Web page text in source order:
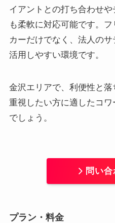
イアントとの打ち合わせ
も柔軟に対応可能です。
カーだけでなく、法人の
活用しやすい環境です。
金沢エリアで、利便性と
重視したい方に適したコ
でしょう。
問い
プラン・料金